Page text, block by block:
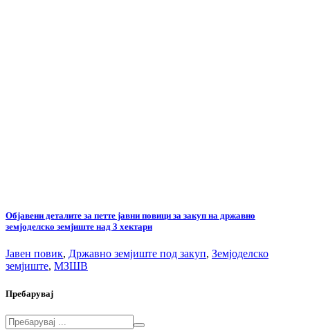
Објавени деталите за петте јавни повици за закуп на државно
земјоделско земјиште над 3 хектари
Јавен повик, Државно земјиште под закуп, Земјоделско
земјиште, МЗШВ
Пребарувај